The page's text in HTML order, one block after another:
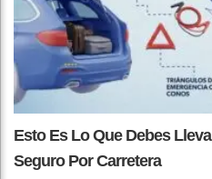
Esto Es Lo Que Debes
Seguro Por Carretera